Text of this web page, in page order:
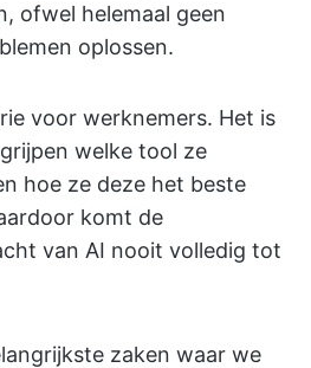
ofwel helemaal geen
oplossen.
voor werknemers. Het is
welke tool ze
hoe ze deze het beste
komt de
van AI nooit volledig tot
zaken waar we